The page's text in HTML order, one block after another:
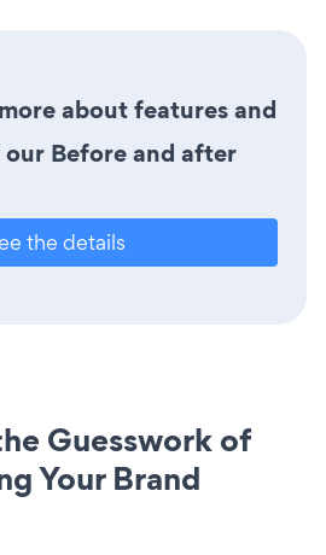
about features and
Before and after
the details
Guesswork of
Your Brand